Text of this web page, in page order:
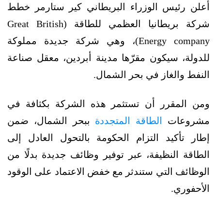
أعلن رئيس الوزراء البريطاني كير ستارمر خطط
شركة بريطانيا العظمي للطاقة (Great British
Energy company)، وهي شركة جديدة مملوكة
للدولة، سيكون مقرّها مدينة أبردين، معقل صناعة
النفط والغاز في بحر الشمال.
ومن المقرر أن تستثمر هذه الشركة بكثافة في
مشروعات
الطاقة المتجددة ببحر الشمال، ضمن
إطار تأكيد التزام الحكومة بالتحول العادل إلى
الطاقة النظيفة، عبر توفير وظائف جديدة بدلًا من
الوظائف التي ستندثر مع خفض الاعتماد على الوقود
الأحفوري.